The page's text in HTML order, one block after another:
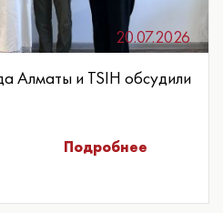
20.07.2026
Алматы и TSIH обсудили
Подробнее